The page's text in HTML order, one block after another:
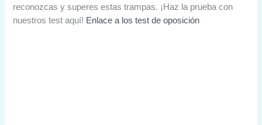
reconozcas y superes estas trampas. ¡Haz la prueba con
nuestros test aquí! Enlace a los test de oposición